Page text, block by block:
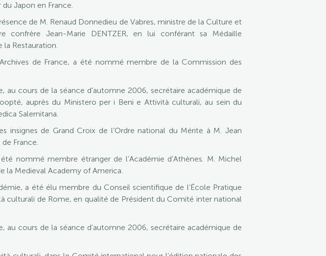
Japon en France.
de M. Renaud Donnedieu de Vabres, ministre de la Culture et
confrère Jean-Marie DENTZER, en lui conférant sa Médaille
la Restauration.
de France, a été nommé membre de la Commission des
au cours de la séance d’automne 2006, secrétaire académique de
auprès du Ministero per i Beni e Attività culturali, au sein du
Salernitana.
insignes de Grand Croix de l’Ordre national du Mérite à M. Jean
France.
nommé membre étranger de l’Académie d’Athènes. M. Michel
la Medieval Academy of America.
a été élu membre du Conseil scientifique de l’École Pratique
culturali de Rome, en qualité de Président du Comité inter national
au cours de la séance d’automne 2006, secrétaire académique de